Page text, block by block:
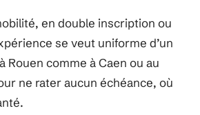
en double inscription ou
se veut uniforme d’un
Rouen comme à Caen ou au
ne rater aucun échéance, où